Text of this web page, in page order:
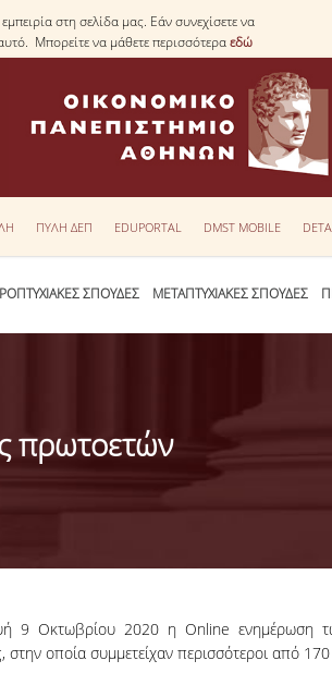
στη σελίδα μας. Εάν συνεχίσετε να
Μπορείτε να μάθετε περισσότεραεδώ
ΠΥΛΗ ΔΕΠ EDUPORTAL DMST MOBILE
ΣΠΟΥΔΕΣ ΜΕΤΑΠΤΥΧΙΑΚΕΣ ΣΠΟΥΔΕΣ
πρωτοετών
9 Οκτωβρίου 2020 η Online ενημέρωση
στην οποία συμμετείχαν περισσότεροι από